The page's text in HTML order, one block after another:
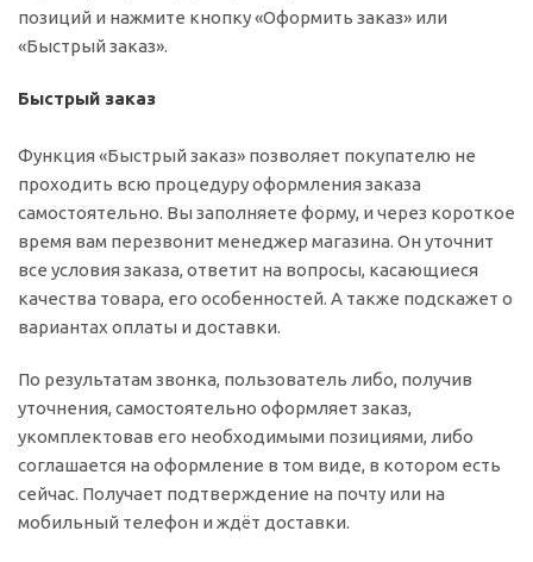
позиций и нажмите кнопку «Оформить заказ» или
«Быстрый заказ».
Быстрый заказ
Функция «Быстрый заказ» позволяет покупателю не
проходить всю процедуру оформления заказа
самостоятельно. Вы заполняете форму, и через короткое
время вам перезвонит менеджер магазина. Он уточнит
все условия заказа, ответит на вопросы, касающиеся
качества товара, его особенностей. А также подскажет о
вариантах оплаты и доставки.
По результатам звонка, пользователь либо, получив
уточнения, самостоятельно оформляет заказ,
укомплектовав его необходимыми позициями, либо
соглашается на оформление в том виде, в котором есть
сейчас. Получает подтверждение на почту или на
мобильный телефон и ждёт доставки.